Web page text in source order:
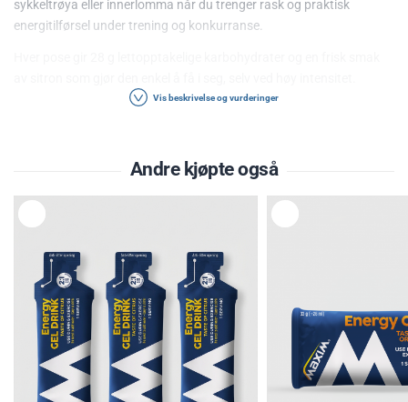
sykkeltrøya eller innerlomma når du trenger rask og praktisk
energitilførsel under trening og konkurranse.
Ved å kombinere to ulike karbohydratkilder benytter kroppen
forskjellige opptaksmekanismer i tarmen:
Opptil 60 g glukose per time
Opptil 30 g fruktose per time
Totalt opptil 90 g karbohydrater per time
Maltodekstrin brytes raskt ned til glukose og har en mindre søt
smak enn ren glukose, noe som gjør produktet lettere å konsumere
over tid.
Vis beskrivelse og vurderinger
Andre kjøpte også
L